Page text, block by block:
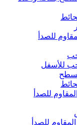
للصدأ
للأسفل
للصدأ
للصدأ